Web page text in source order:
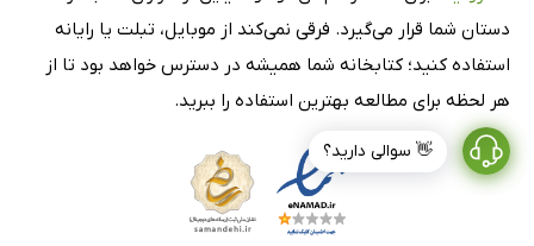
👋 سوالی دارید؟
دستان شما قرار می‌گیرد. فرقی نمی‌کند از موبایل، تبلت یا رایانه
استفاده کنید؛ کتابخانه شما همیشه در دسترس خواهد بود تا از
هر لحظه برای مطالعه بهترین استفاده را ببرید.